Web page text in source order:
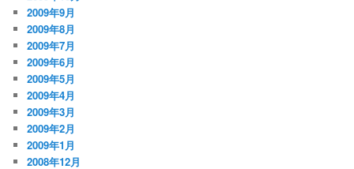
2009年9月
2009年8月
2009年7月
2009年6月
2009年5月
2009年4月
2009年3月
2009年2月
2009年1月
2008年12月